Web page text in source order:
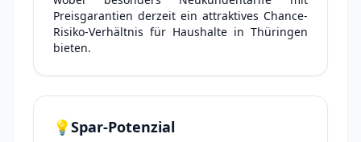
Preisgarantien derzeit ein attraktives Chance-
Risiko-Verhältnis für Haushalte in Thüringen
bieten.
💡Spar-Potenzial